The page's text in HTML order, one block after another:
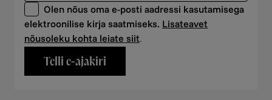
Olen nõus oma e-posti aadressi kasutamisega
elektroonilise kirja saatmiseks. Lisateavet
nõusoleku kohta leiate siit.
Telli e-ajakiri